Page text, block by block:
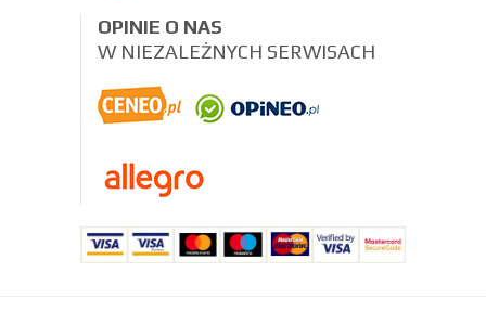
OPINIE O NAS
W NIEZALEŻNYCH SERWISACH